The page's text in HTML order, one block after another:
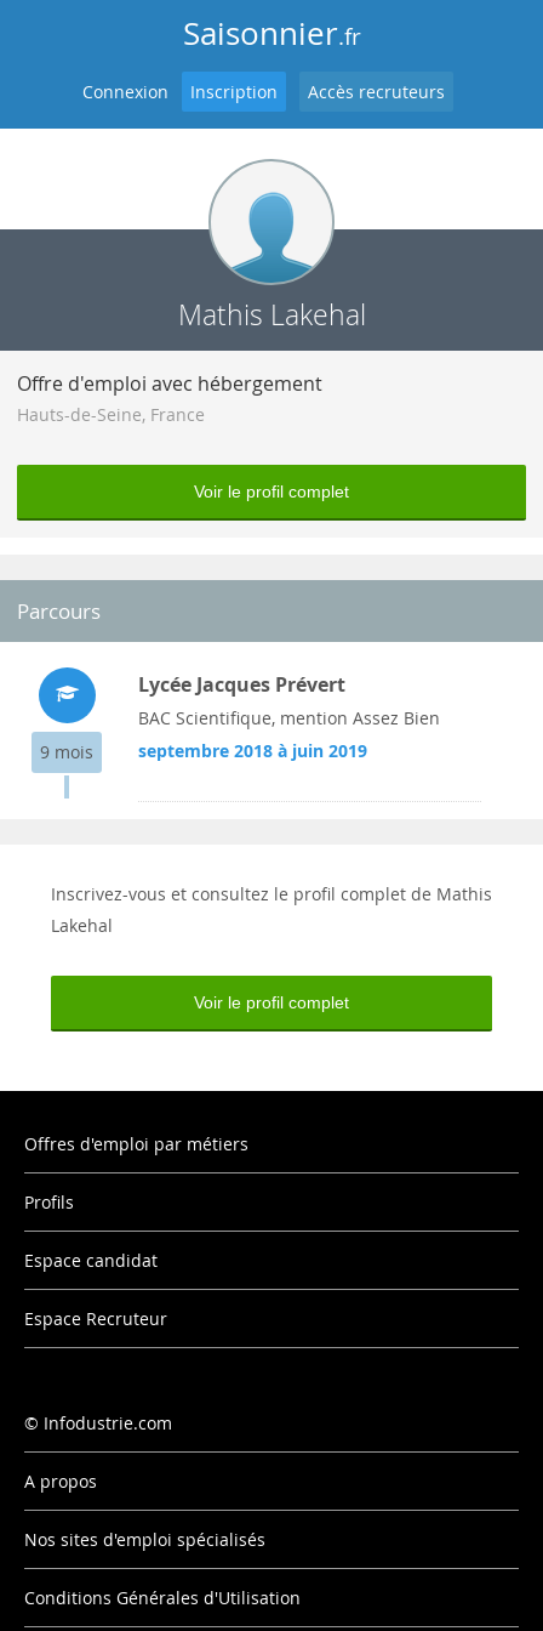
Saisonnier.fr
Connexion Inscription Accès recruteurs
Mathis Lakehal
Offre d'emploi avec hébergement
Hauts-de-Seine, France
Voir le profil complet
Parcours
9 mois
Lycée Jacques Prévert
BAC Scientifique, mention Assez Bien
septembre 2018 à juin 2019
Inscrivez-vous et consultez le profil complet de Mathis
Lakehal
Voir le profil complet
Offres d'emploi par métiers
Profils
Espace candidat
Espace Recruteur
Infodustrie.com
A propos
Nos sites d'emploi spécialisés
Conditions Générales d'Utilisation